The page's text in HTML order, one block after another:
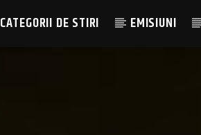
CATEGORII DE STIRI EMISIUNI